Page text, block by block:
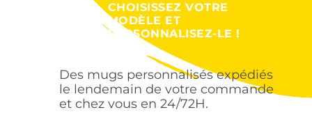
CHOISISSEZ VOTRE
MODÈLE ET
PERSONNALISEZ-LE !
Des mugs personnalisés expédiés
le lendemain de votre commande
et chez vous en 24/72H.